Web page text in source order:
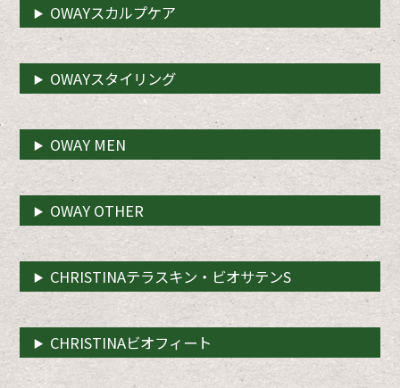
OWAYスカルプケア
OWAYスタイリング
OWAY MEN
OWAY OTHER
CHRISTINAテラスキン・ビオサテンS
CHRISTINAビオフィート